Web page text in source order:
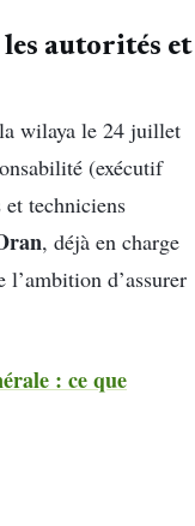
autorités et
wilaya le 24 juillet
(exécutif
techniciens
, déjà en charge
d’assurer
: ce que